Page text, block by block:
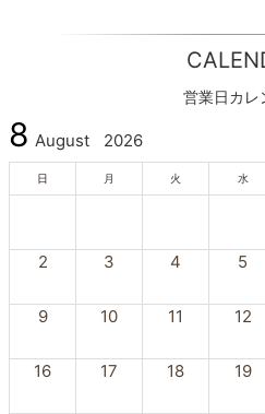
営業日カレ
8 August 2026
日 月 火 水
2 3 4 5
9 10 11 12
16 17 18 19